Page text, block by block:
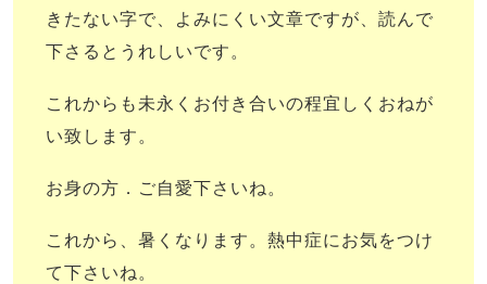
きたない字で、よみにくい文章ですが、読んで
下さるとうれしいです。
これからも未永くお付き合いの程宜しくおねが
い致します。
お身の方．ご自愛下さいね。
これから、暑くなります。熱中症にお気をつけ
て下さいね。